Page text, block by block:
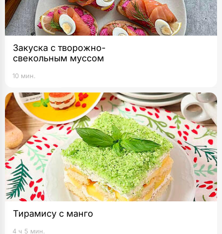
Закуска с творожно-
свекольным муссом
10 мин.
Тирамису с манго
4 ч 5 мин.